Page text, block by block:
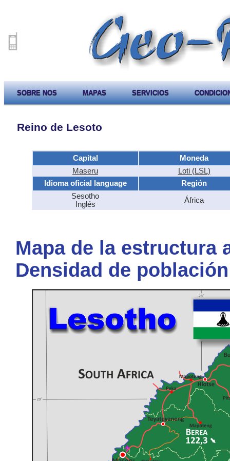
SOBRE NOS MAPAS SERVICIOS
Reino de Lesoto
Capital
Moneda
Maseru
Loti (LSL)
Idioma oficial language
Región
Sesotho
Inglés
África
Mapa de la estructura
Densidad de